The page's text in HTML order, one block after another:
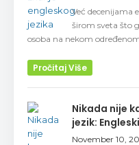
Već decenijama
širom sveta što
osoba na nekom
Pročitaj Više
Nikada nije
jezik:
November 10,